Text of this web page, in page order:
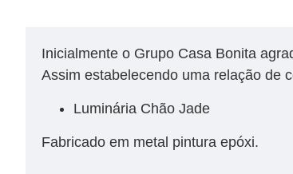
Inicialmente o Grupo Casa Bonita
Assim estabelecendo uma relação de
Luminária Chão Jade
Fabricado em metal pintura epóxi.